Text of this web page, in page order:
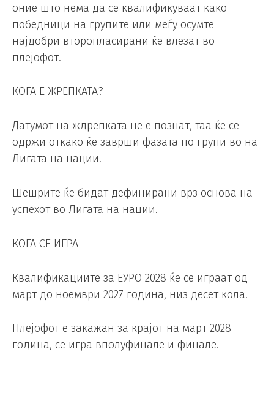
оние што нема да се квалификуваат како
победници на групите или меѓу осумте
најдобри второпласирани ќе влезат во
плејофот.
КОГА Е ЖРЕПКАТА?
Датумот на ждрепката не е познат, таа ќе се
одржи откако ќе заврши фазата по групи во на
Лигата на нации.
Шешрите ќе бидат дефинирани врз основа на
успехот во Лигата на нации.
КОГА СЕ ИГРА
Квалификациите за ЕУРО 2028 ќе се играат од
март до ноември 2027 година, низ десет кола.
Плејофот е закажан за крајот на март 2028
година, се игра вполуфинале и финале.